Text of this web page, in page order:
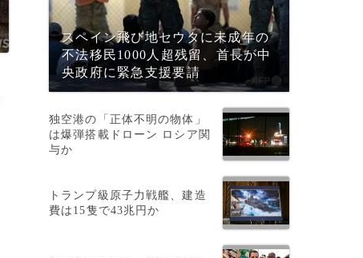
スペイン飛び地セウタに未成年の
不法移民1000人超残留、首長が中
央政府に緊急支援要請
独空港の「正体不明の物体」
は爆弾搭載ドローン ロシア関
与か
トランプ級原子力戦艦、建造
費は15隻で43兆円か